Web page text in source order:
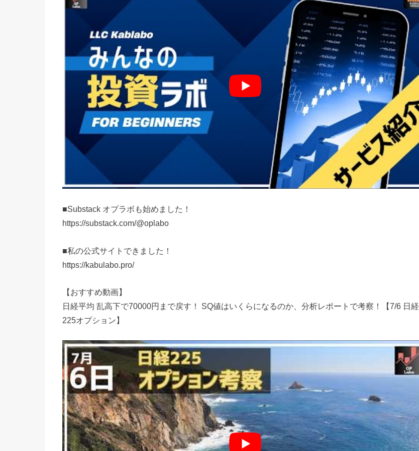
■Substack オプラボも始めました！
https://substack.com/@oplabo
■私の公式サイトできました！
https://kabulabo.pro/
【おすすめ動画】
日経平均 乱高下で70000円まで戻す！ SQ値はいくらになるのか、分析レポートで考察！【7/6 日経
225オプション】